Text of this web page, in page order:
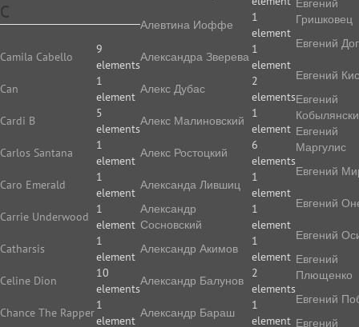
C
Camila Cabello
9
elements
Can
1
element
Cardi B
5
elements
Carlos Santana
1
element
Caro Emerald
1
element
Carrie Underwood
1
element
Catharsis
1
element
Celine Dion
10
elements
Chance The Rapper
1
element
Алевтина Иоффе
1
element
Алек­сан­дра Зве­ре­ва
1
element
Алекс Дубас
2
elements
Алекс Малиновский
1
element
Алекс Ростоцкий
6
elements
Александа Лившиц
1
element
Александр
Сосновский
1
element
Александр Акимов
1
element
Александр Балунов
2
elements
Александр Бараш
1
element
Евгений
Гришковец
Евгений
Евгений
Евгений
Евгений
Маргулис
Евгений
Евгений
Евгений
Евгений
Плющенко
Евгений
Евгений